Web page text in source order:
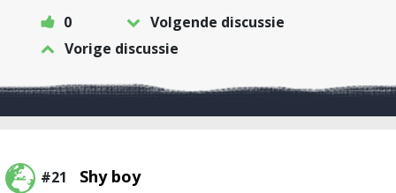
0
Volgende discussie
Vorige discussie
#21 Shy boy